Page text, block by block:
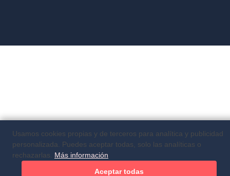
Usamos cookies propias y de terceros para analítica y publicidad
personalizada. Puedes aceptar todas, solo las analíticas o
rechazarlas. Más información
Aceptar todas